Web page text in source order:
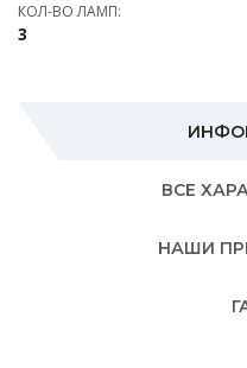
КОЛ-ВО ЛАМП:
3
ВСЕ
НАШИ